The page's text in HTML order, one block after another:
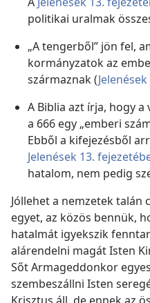
politikai uralmak
„A tengerből” jön fel,
kormányzatok az
származnak (Jelenések
A Biblia azt írja, hogy a
a 666 egy „emberi
Ebből a kifejezésből
Jelenések 13.
hatalom, nem pedig
Jóllehet a nemzetek talán
egyet, az közös bennük,
hatalmát igyekszik
alárendelni magát Isten
Sőt Armageddonkor
szembeszállni Isten